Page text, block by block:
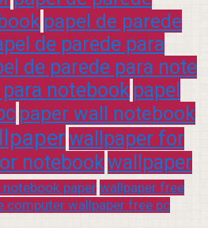
papel de parede
de parede para
de parede para note
notebook papel
paper wall notebook
wallpaper for
notebookwallpaper
paperwallpaper free
computer wallpaper free pc